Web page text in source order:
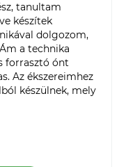
tanultam
készítek
dolgozom,
a technika
forrasztó ónt
Az ékszereimhez
készülnek, mely